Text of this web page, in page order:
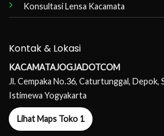
Konsultasi Lensa Kacamata
Kontak & Lokasi
KACAMATAJOGJADOTCOM
Jl. Cempaka No.36, Caturtunggal, Depok,
Istimewa Yogyakarta
Lihat Maps Toko 1